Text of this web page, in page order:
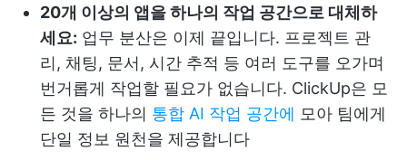
20개 이상의 앱을 하나의 작업 공간으로 대체하
세요: 업무 분산은 이제 끝입니다. 프로젝트 관
리, 채팅, 문서, 시간 추적 등 여러 도구를 오가며
번거롭게 작업할 필요가 없습니다. ClickUp은 모
든 것을 하나의 통합 AI 작업 공간에 모아 팀에게
단일 정보 원천을 제공합니다